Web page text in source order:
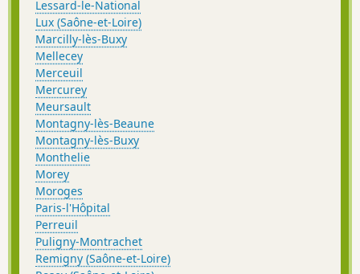
Lessard-le-National
Lux (Saône-et-Loire)
Marcilly-lès-Buxy
Mellecey
Merceuil
Mercurey
Meursault
Montagny-lès-Beaune
Montagny-lès-Buxy
Monthelie
Morey
Moroges
Paris-l'Hôpital
Perreuil
Puligny-Montrachet
Remigny (Saône-et-Loire)